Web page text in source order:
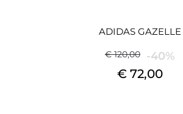
ADIDAS GAZELLE
€ 120,00 -40%
€ 72,00